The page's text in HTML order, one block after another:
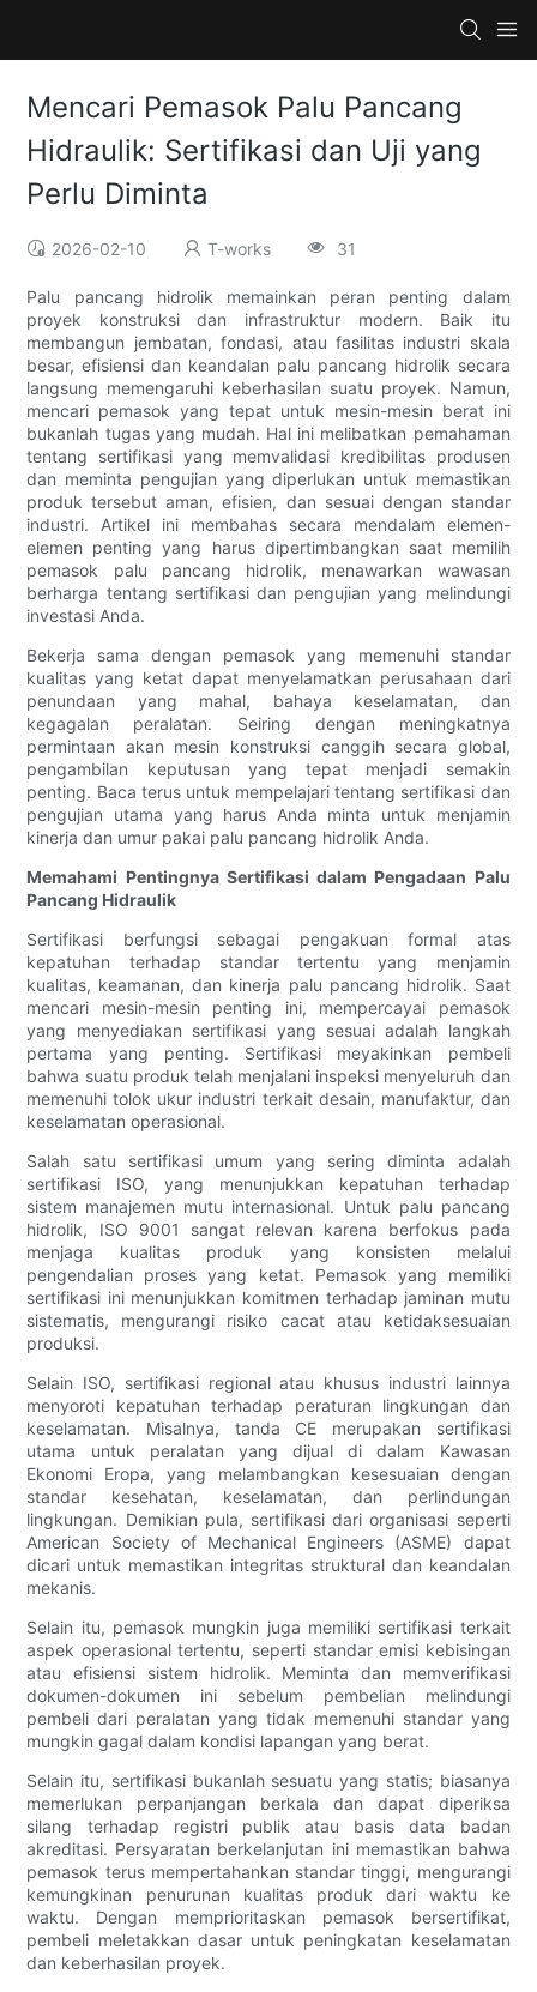
Mencari Pemasok Palu Pancang
Hidraulik: Sertifikasi dan Uji yang
Perlu Diminta
2026-02-10 T-works 31
Palu pancang hidrolik memainkan peran penting dalam
proyek konstruksi dan infrastruktur modern. Baik itu
membangun jembatan, fondasi, atau fasilitas industri skala
besar, efisiensi dan keandalan palu pancang hidrolik secara
langsung memengaruhi keberhasilan suatu proyek. Namun,
mencari pemasok yang tepat untuk mesin-mesin berat ini
bukanlah tugas yang mudah. ​​Hal ini melibatkan pemahaman
tentang sertifikasi yang memvalidasi kredibilitas produsen
dan meminta pengujian yang diperlukan untuk memastikan
produk tersebut aman, efisien, dan sesuai dengan standar
industri. Artikel ini membahas secara mendalam elemen-
elemen penting yang harus dipertimbangkan saat memilih
pemasok palu pancang hidrolik, menawarkan wawasan
berharga tentang sertifikasi dan pengujian yang melindungi
investasi Anda.
Bekerja sama dengan pemasok yang memenuhi standar
kualitas yang ketat dapat menyelamatkan perusahaan dari
penundaan yang mahal, bahaya keselamatan, dan
kegagalan peralatan. Seiring dengan meningkatnya
permintaan akan mesin konstruksi canggih secara global,
pengambilan keputusan yang tepat menjadi semakin
penting. Baca terus untuk mempelajari tentang sertifikasi dan
pengujian utama yang harus Anda minta untuk menjamin
kinerja dan umur pakai palu pancang hidrolik Anda.
Memahami Pentingnya Sertifikasi dalam Pengadaan Palu
Pancang Hidraulik
Sertifikasi berfungsi sebagai pengakuan formal atas
kepatuhan terhadap standar tertentu yang menjamin
kualitas, keamanan, dan kinerja palu pancang hidrolik. Saat
mencari mesin-mesin penting ini, mempercayai pemasok
yang menyediakan sertifikasi yang sesuai adalah langkah
pertama yang penting. Sertifikasi meyakinkan pembeli
bahwa suatu produk telah menjalani inspeksi menyeluruh dan
memenuhi tolok ukur industri terkait desain, manufaktur, dan
keselamatan operasional.
Salah satu sertifikasi umum yang sering diminta adalah
sertifikasi ISO, yang menunjukkan kepatuhan terhadap
sistem manajemen mutu internasional. Untuk palu pancang
hidrolik, ISO 9001 sangat relevan karena berfokus pada
menjaga kualitas produk yang konsisten melalui
pengendalian proses yang ketat. Pemasok yang memiliki
sertifikasi ini menunjukkan komitmen terhadap jaminan mutu
sistematis, mengurangi risiko cacat atau ketidaksesuaian
produksi.
Selain ISO, sertifikasi regional atau khusus industri lainnya
menyoroti kepatuhan terhadap peraturan lingkungan dan
keselamatan. Misalnya, tanda CE merupakan sertifikasi
utama untuk peralatan yang dijual di dalam Kawasan
Ekonomi Eropa, yang melambangkan kesesuaian dengan
standar kesehatan, keselamatan, dan perlindungan
lingkungan. Demikian pula, sertifikasi dari organisasi seperti
American Society of Mechanical Engineers (ASME) dapat
dicari untuk memastikan integritas struktural dan keandalan
mekanis.
Selain itu, pemasok mungkin juga memiliki sertifikasi terkait
aspek operasional tertentu, seperti standar emisi kebisingan
atau efisiensi sistem hidrolik. Meminta dan memverifikasi
dokumen-dokumen ini sebelum pembelian melindungi
pembeli dari peralatan yang tidak memenuhi standar yang
mungkin gagal dalam kondisi lapangan yang berat.
Selain itu, sertifikasi bukanlah sesuatu yang statis; biasanya
memerlukan perpanjangan berkala dan dapat diperiksa
silang terhadap registri publik atau basis data badan
akreditasi. Persyaratan berkelanjutan ini memastikan bahwa
pemasok terus mempertahankan standar tinggi, mengurangi
kemungkinan penurunan kualitas produk dari waktu ke
waktu. Dengan memprioritaskan pemasok bersertifikat,
pembeli meletakkan dasar untuk peningkatan keselamatan
dan keberhasilan proyek.